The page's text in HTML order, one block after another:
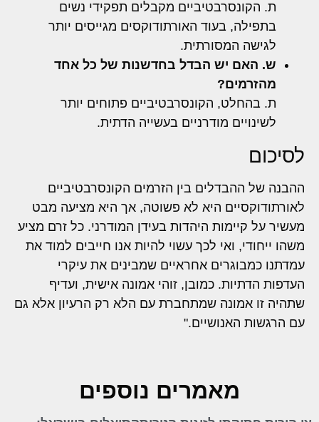
ת. הקונסרבטיביים מקבלים תפקידי נשים
בתפילה, בעוד האורתודוקסים מגייסים יותר
לגישה המסורתית.
ש. האם יש הבדל בחדשנות של כל אחד
מהזרמים?
ת. בהחלט, הקונסרבטיביים פתוחים יותר
לשינויים מודרניים בעשייה הדתית.
לסיכום
ההבנה של ההבדלים בין הזרמים הקונסרבטיביים
לאורתודוקסיים היא לא פשוטה, אך היא מציעה מבט
מעשיר על קיימות היהדות בעידן המודרני. כל זרם מציע
משהו ייחודי, ואי לכך עשוי להיות אנו חייבים למוד את
עמדתנו כמבוגרים אחראיים שמבינים את עיקרי
העדפות הדתיות. כמובן, זוהי אמונה אישית, ועדיף
שתהיה זו אמונה שמתחברת עם הלא רק הרעיון אלא גם
עם הרגשות האנושיים."
מאמרים נוספים